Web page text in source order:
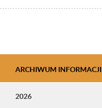
ARCHIWUM INFORMACJI
2026